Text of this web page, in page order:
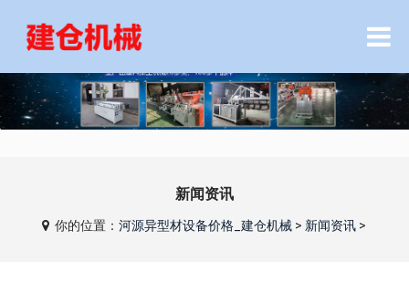
新闻资讯
你的位置：河源异型材设备价格_建仓机械 > 新闻资讯 >